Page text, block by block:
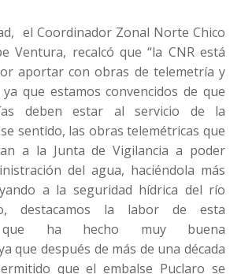
el Coordinador Zonal Norte Chico
Ventura, recalcó que “la CNR está
aportar con obras de telemetría y
que estamos convencidos de que
deben estar al servicio de la
sentido, las obras telemétricas que
a la Junta de Vigilancia a poder
del agua, haciéndola más
a la seguridad hídrica del río
destacamos la labor de esta
que ha hecho muy buena
que después de más de una década
que el embalse Puclaro se